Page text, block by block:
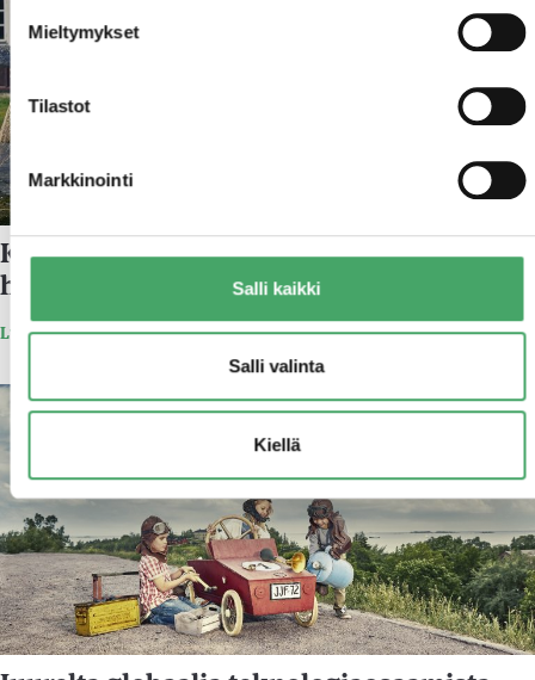
Mieltymykset
Tilastot
Markkinointi
Salli kaikki
Salli valinta
Kiellä
Kati Levoranta Juuri Partnersin
hallituksen jäseneksi
Lue lisää
12.1.2021